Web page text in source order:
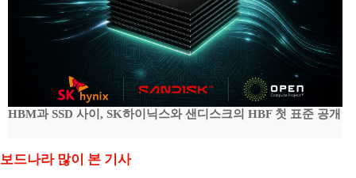
HBM과 SSD 사이, SK하이닉스와 샌디스크의 HBF 첫 표준 공개
보드나라 많이 본 기사